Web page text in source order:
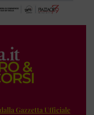
Gazzetta Ufficiale